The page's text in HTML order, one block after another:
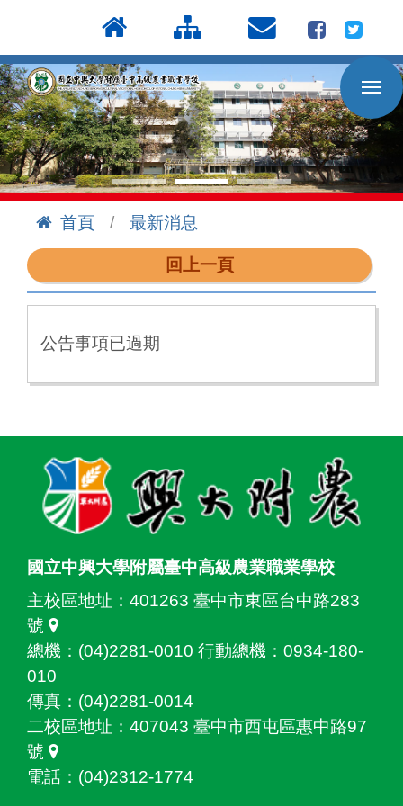
到
主
要
內
容
區
首頁
最新消息
回上一頁
公告事項已過期
國立中興大學附屬臺中高級農業職業學校
主校區地址： 401263 臺中市東區台中路283
號
總機：(04)2281-0010 行動總機：0934-180-
010
傳真：(04)2281-0014
二校區地址： 407043 臺中市西屯區惠中路97
號
電話：(04)2312-1774